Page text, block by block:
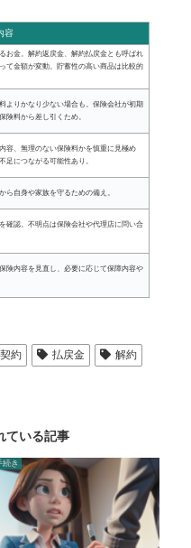
容
お金。解約返戻金、解約払戻金とも呼ばれ
て金額が変動。貯蓄性の高い商品は比較的
よりかなり少ない場合も。保険会社が初期
険料から差し引くため。
容、無理のない保険料かを慎重に見極め
足につながる可能性あり。
ら自身や家族を守るための備え。
確認。不明点は保険会社や代理店に問い合
険内容を見直し、必要に応じて保障内容や
約 払戻金
解約
ている記事
続き